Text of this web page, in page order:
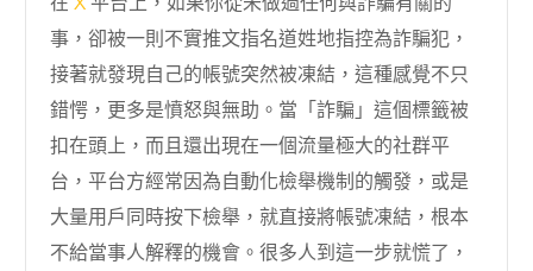
事，卻被一則不實推文指名道姓地指控為詐騙犯，
接著就發現自己的帳號突然被凍結，這種感覺不只
錯愕，更多是憤怒與無助。當「詐騙」這個標籤被
扣在頭上，而且還出現在一個流量極大的社群平
台，平台方經常因為自動化檢舉機制的觸發，或是
大量用戶同時按下檢舉，就直接將帳號凍結，根本
不給當事人解釋的機會。很多人到這一步就慌了，